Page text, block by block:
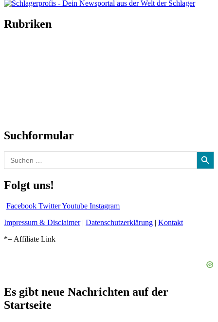
Rubriken
Suchformular
Search
for:
Search Button
Folgt uns!
Facebook TwitterYoutube Instagram
Impressum & Disclaimer| Datenschutzerklärung | Kontakt
*= Affiliate Link
Es gibt neue Nachrichten auf der
Startseite